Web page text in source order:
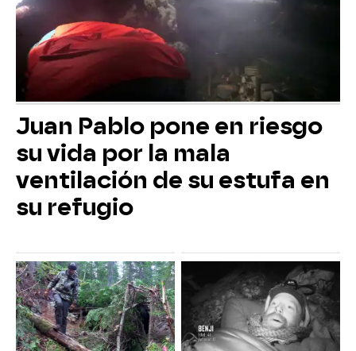
Juan Pablo pone en riesgo
su vida por la mala
ventilación de su estufa en
su refugio